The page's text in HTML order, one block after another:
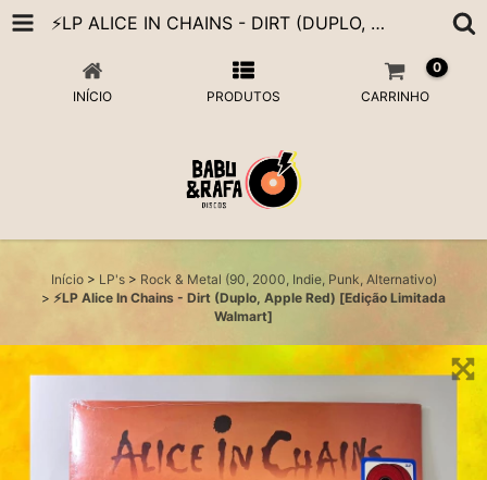
⚡️LP ALICE IN CHAINS - DIRT (DUPLO, APPLE RED) [EDIÇÃO LIMITADA WALMART]
INÍCIO PRODUTOS CARRINHO
0
Início > LP's > Rock & Metal (90, 2000, Indie, Punk, Alternativo)
> ⚡️LP Alice In Chains - Dirt (Duplo, Apple Red) [Edição Limitada
Walmart]